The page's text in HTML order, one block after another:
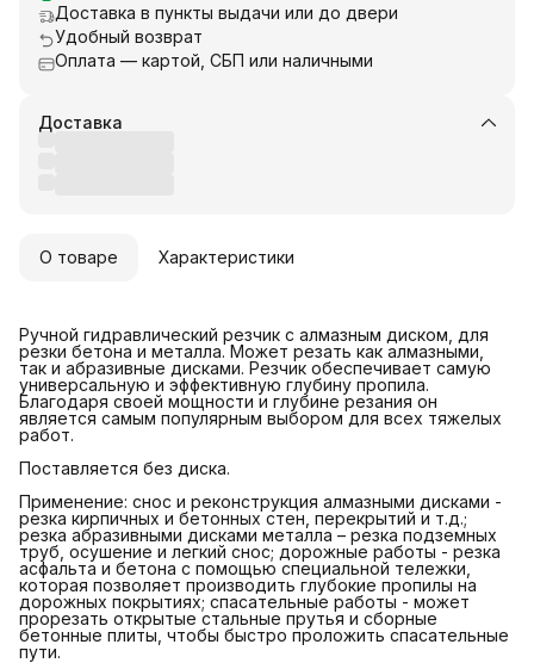
Доставка в пункты выдачи или до двери
Удобный возврат
Оплата — картой, СБП или наличными
Доставка
О товаре Характеристики
Ручной гидравлический резчик с алмазным диском, для
резки бетона и металла. Может резать как алмазными,
так и абразивные дисками. Резчик обеспечивает самую
универсальную и эффективную глубину пропила.
Благодаря своей мощности и глубине резания он
является самым популярным выбором для всех тяжелых
работ.
Поставляется без диска.
Применение: снос и реконструкция алмазными дисками -
резка кирпичных и бетонных стен, перекрытий и т.д.;
резка абразивными дисками металла – резка подземных
труб, осушение и легкий снос; дорожные работы - резка
асфальта и бетона с помощью специальной тележки,
которая позволяет производить глубокие пропилы на
дорожных покрытиях; спасательные работы - может
прорезать открытые стальные прутья и сборные
бетонные плиты, чтобы быстро проложить спасательные
пути.